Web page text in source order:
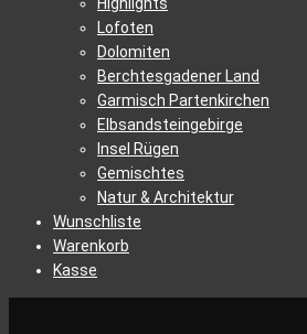
Lofoten
Dolomiten
Berchtesgadener Land
Garmisch Partenkirchen
Elbsandsteingebirge
Insel Rügen
Gemischtes
Natur & Architektur
Wunschliste
Warenkorb
Kasse